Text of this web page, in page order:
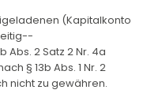
(Kapitalkonto
Abs. 2 Satz 2 Nr. 4a
§ 13b Abs. 1 Nr. 2
nicht zu gewähren.